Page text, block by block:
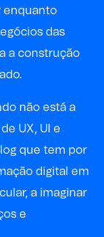
enquanto
das
a construção
não está a
UX, UI e
que tem por
digital em
a imaginar
e